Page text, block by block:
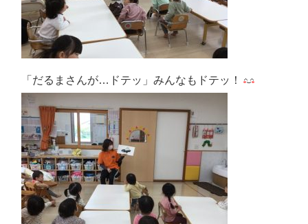
「だるまさんが…ドテッ」みんなもドテッ！